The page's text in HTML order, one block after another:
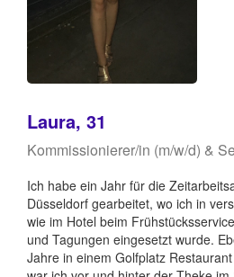
Laura, 31
Kommissionierer/in (m/w/d) &
Ich habe ein Jahr für die
Düsseldorf gearbeitet, wo ich in
wie im Hotel beim
und Tagungen eingesetzt wurde.
Jahre in einem Golfplatz